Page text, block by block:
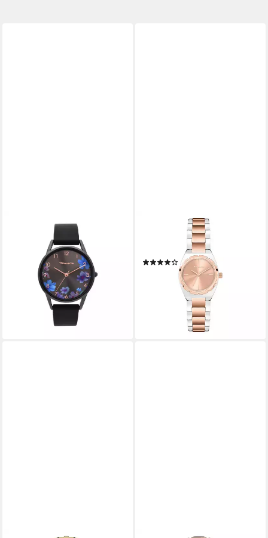
Quarzuhr TT-0211-PQ,
Armbanduhr, Damenuhr,
Silikonarmband, analog
54,99 € UVP 69,95 €
lieferbar - in 1-2 Werktagen bei dir
Quarzuhr The Cool One
(2)
UVP99,95 €
lieferbar - in 4-5 Werktagen bei dir